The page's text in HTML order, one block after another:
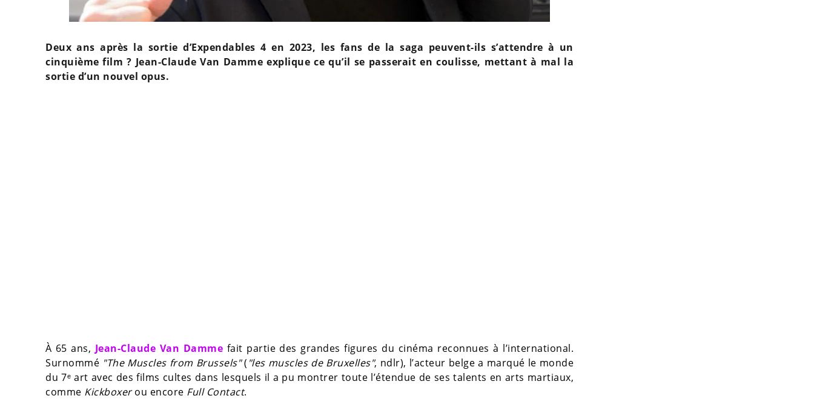
Deux ans après la sortie d’Expendables 4 en 2023, les fans de la saga peuvent-ils s’attendre à un
cinquième film ? Jean-Claude Van Damme explique ce qu’il se passerait en coulisse, mettant à mal la
sortie d’un nouvel opus.
À 65 ans, Jean-Claude Van Damme fait partie des grandes figures du cinéma reconnues à l’international.
Surnommé "The Muscles from Brussels"( "les muscles de Bruxelles", ndlr), l’acteur belge a marqué le monde
du 7ᵉ art avec des films cultes dans lesquels il a pu montrer toute l’étendue de ses talents en arts martiaux,
comme Kickboxerou encore Full Contact.